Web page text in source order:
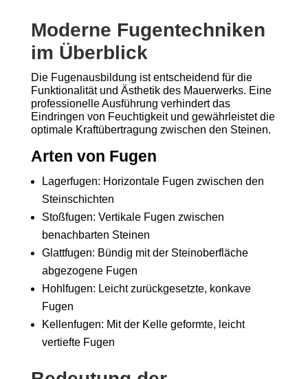
Moderne Fugentechniken
im Überblick
Die Fugenausbildung ist entscheidend für die
Funktionalität und Ästhetik des Mauerwerks. Eine
professionelle Ausführung verhindert das
Eindringen von Feuchtigkeit und gewährleistet die
optimale Kraftübertragung zwischen den Steinen.
Arten von Fugen
Lagerfugen: Horizontale Fugen zwischen den
Steinschichten
Stoßfugen: Vertikale Fugen zwischen
benachbarten Steinen
Glattfugen: Bündig mit der Steinoberfläche
abgezogene Fugen
Hohlfugen: Leicht zurückgesetzte, konkave
Fugen
Kellenfugen: Mit der Kelle geformte, leicht
vertiefte Fugen